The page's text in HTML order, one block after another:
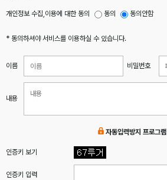
개인정보 수집,이용에 대한 동의 동의 동의안함
* 동의하셔야 서비스를 이용하실 수 있습니다.
이름 비밀번호
내용
자동입력방지 프로그램
인증키 보기
인증키 입력